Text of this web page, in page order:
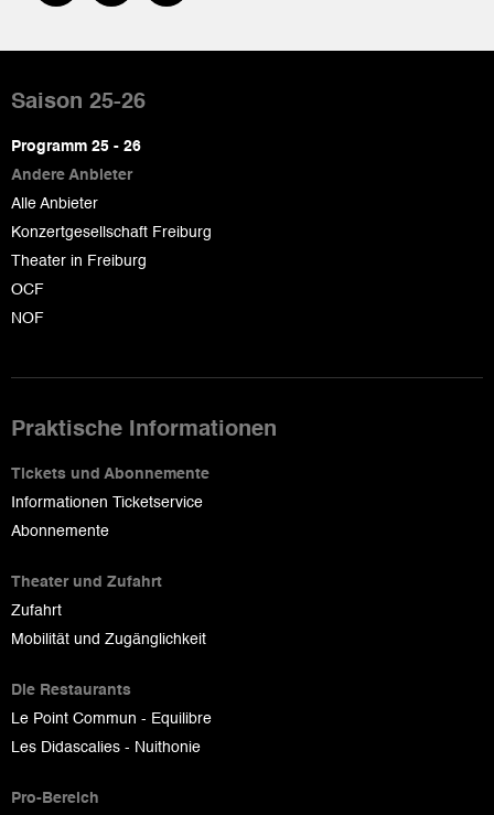
de
page
Saison 25-26
Programm 25 - 26
Andere Anbieter
Alle Anbieter
Konzertgesellschaft Freiburg
Theater in Freiburg
OCF
NOF
Praktische Informationen
Tickets und Abonnemente
Informationen Ticketservice
Abonnemente
Theater und Zufahrt
Zufahrt
Mobilität und Zugänglichkeit
Die Restaurants
Le Point Commun - Equilibre
Les Didascalies - Nuithonie
Pro-Bereich